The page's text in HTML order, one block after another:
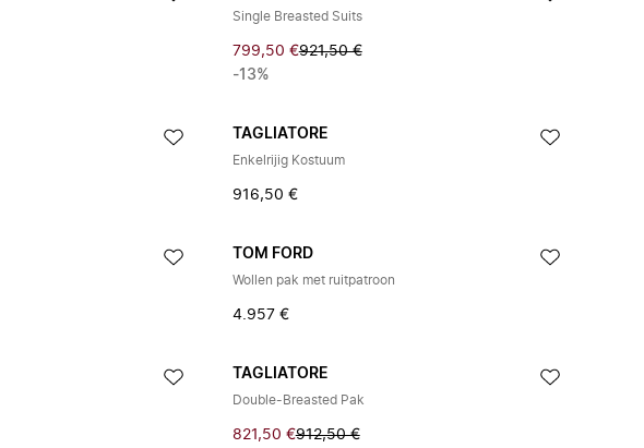
Single Breasted Suits
799,50 €921,50 €
-13%
TAGLIATORE
Enkelrijig Kostuum
916,50 €
TOM FORD
Wollen pak met ruitpatroon
4.957 €
TAGLIATORE
Double-Breasted Pak
821,50 €912,50 €